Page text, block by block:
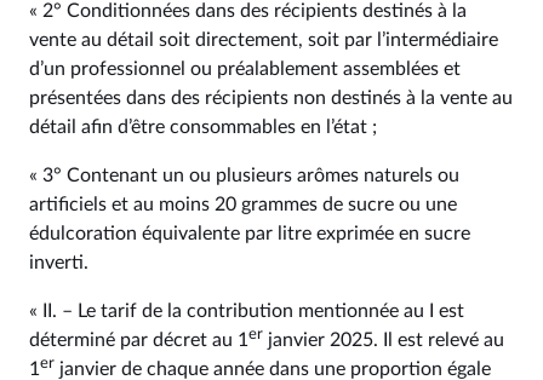
« 2° Conditionnées dans des récipients destinés à la
vente au détail soit directement, soit par l’intermédiaire
d’un professionnel ou préalablement assemblées et
présentées dans des récipients non destinés à la vente au
détail afin d’être consommables en l’état ;
« 3° Contenant un ou plusieurs arômes naturels ou
artificiels et au moins 20 grammes de sucre ou une
édulcoration équivalente par litre exprimée en sucre
inverti.
« II. – Le tarif de la contribution mentionnée au I est
déterminé par décret au 1 er janvier 2025. Il est relevé au
1 er janvier de chaque année dans une proportion égale